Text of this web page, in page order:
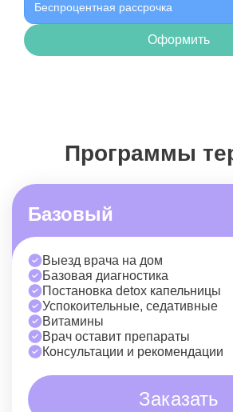
Беспроцентная рассрочка
Оформить
Программы
Базовый
Выезд врача на дом
Базовая диагностика
Постановка detox капельницы
Успокоительные, седативные
Витамины
Врач оставит препараты
Консультации и рекомендации
Заказать